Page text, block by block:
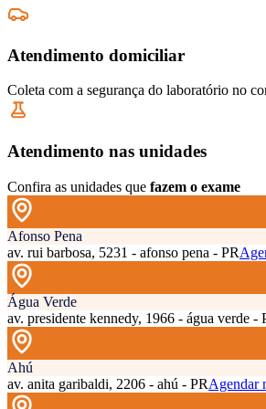
Atendimento domiciliar
Coleta com a segurança do laboratório no
Atendimento nas unidades
Confira as unidades que fazem o exame
Afonso Pena
av. rui barbosa, 5231 - afonso pena - PR
Água Verde
av. presidente kennedy, 1966 - água verde -
Ahú
av. anita garibaldi, 2206 - ahú - PRAgendar